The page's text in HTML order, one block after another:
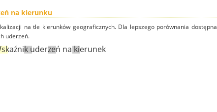
na kierunku
na tle kierunków geograficznych. Dla lepszego porównania dostępna
uderzeń.